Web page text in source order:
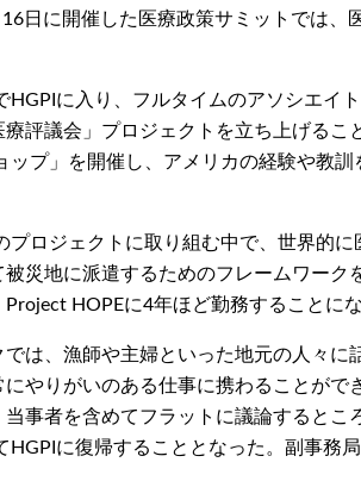
日に開催した医療政策サミットでは
に入り、フルタイムのアソシエイ
評議会」プロジェクトを立ち上げる
プ」を開催し、アメリカの経験や教
ロジェクトに取り組む中で、世界的
災地に派遣するためのフレームワー
HOPEに4年ほど勤務することにな
は、漁師や主婦といった地元の人々
やりがいのある仕事に携わることが
事者を含めてフラットに議論すると
に復帰することとなった。副事務